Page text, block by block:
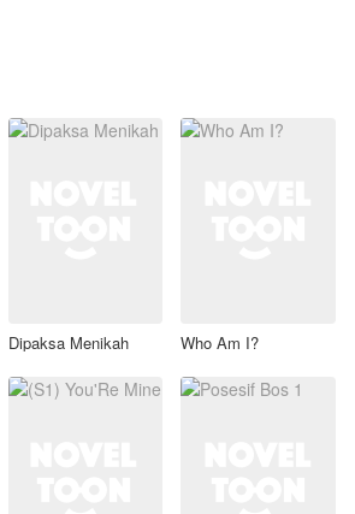
Dipaksa Menikah Who Am I?